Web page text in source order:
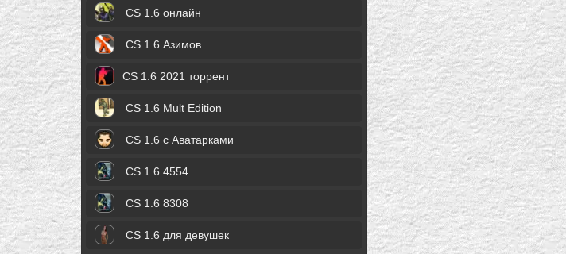
CS 1.6 онлайн
CS 1.6 Азимов
CS 1.6 2021 торрент
CS 1.6 Mult Edition
CS 1.6 с Аватарками
CS 1.6 4554
CS 1.6 8308
CS 1.6 для девушек